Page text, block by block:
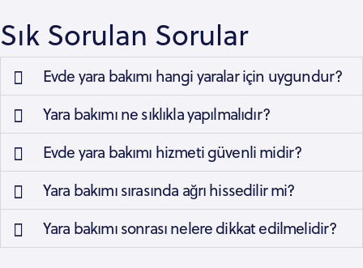
Sık Sorulan Sorular
Evde yara bakımı hangi yaralar için uygundur?
Yara bakımı ne sıklıkla yapılmalıdır?
Evde yara bakımı hizmeti güvenli midir?
Yara bakımı sırasında ağrı hissedilir mi?
Yara bakımı sonrası nelere dikkat edilmelidir?